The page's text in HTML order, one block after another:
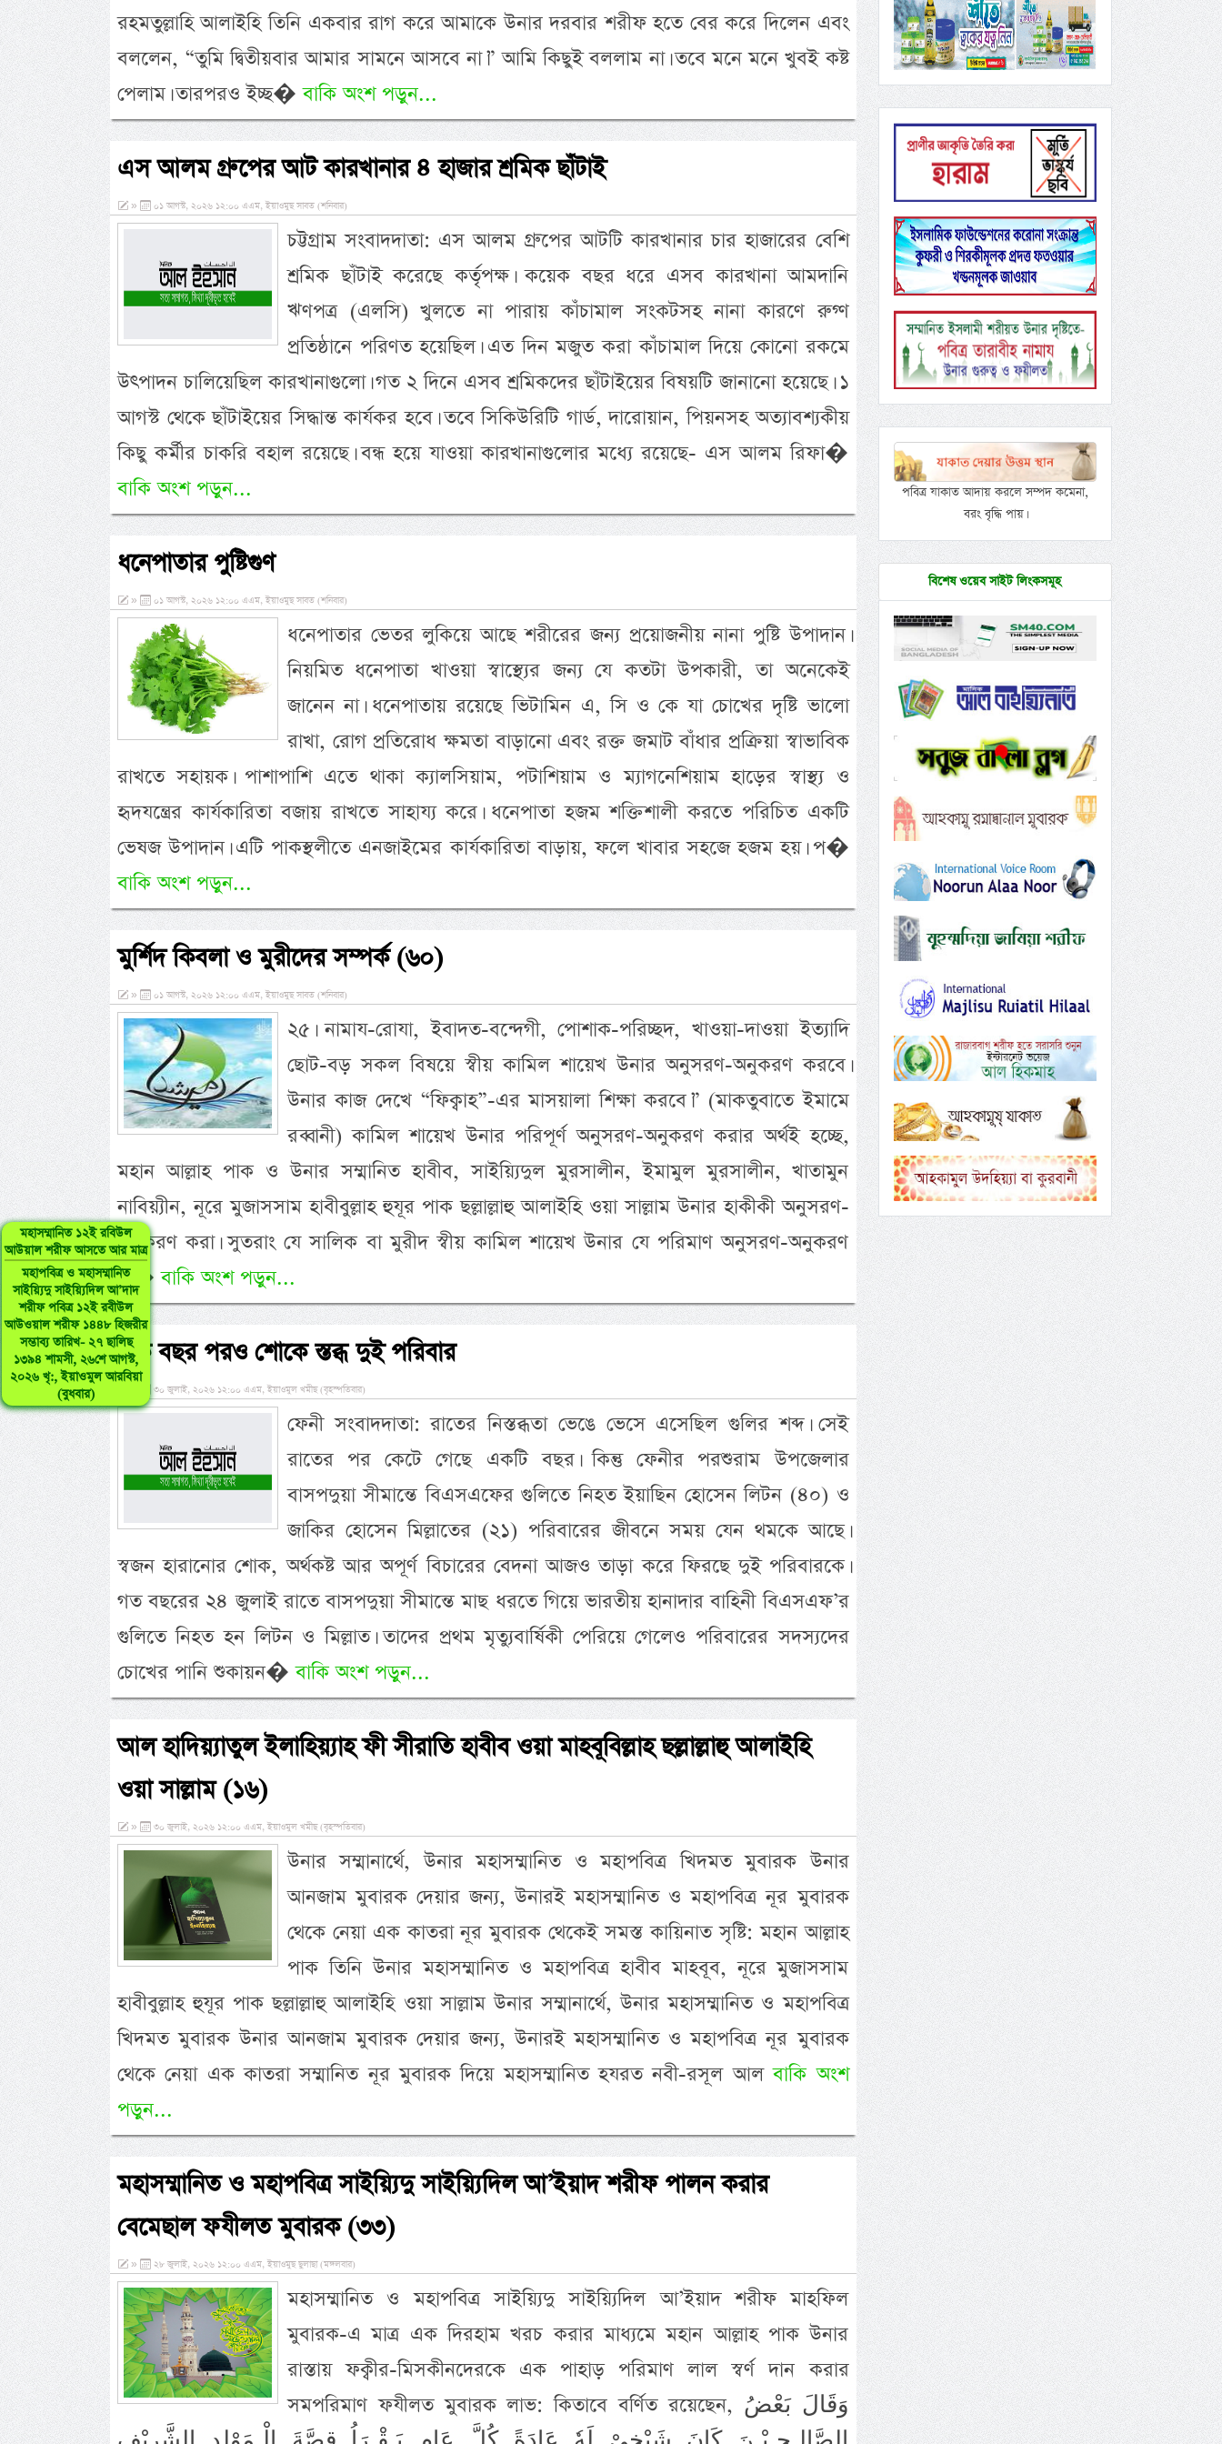
মহাসম্মানিত ১২ই রবিউল
আউয়াল শরীফ আসতে আর মাত্র
মহাপবিত্র ও মহাসম্মানিত
সাইয়্যিদু সাইয়্যিদিল আ’দাদ
শরীফ পবিত্র ১২ই রবীউল
আউওয়াল শরীফ ১৪৪৮ হিজরীর
সম্ভাব্য তারিখ- ২৭ ছালিছ
১৩৯৪ শামসী, ২৬শে আগস্ট,
২০২৬ খৃ:, ইয়াওমুল আরবিয়া
(বুধবার)
রহমতুল্লাহি আলাইহি তিনি একবার রাগ করে আমাকে উনার দরবার শরীফ হতে বের করে দিলেন এবং
বললেন, “তুমি দ্বিতীয়বার আমার সামনে আসবে না।” আমি কিছুই বললাম না। তবে মনে মনে খুবই কষ্ট
পেলাম। তারপরও ইচ্ছ�বাকি অংশ পড়ুন...
এস আলম গ্রুপের আট কারখানার ৪ হাজার শ্রমিক ছাঁটাই
» ০১ আগস্ট, ২০২৬ ১২:০০ এএম, ইয়াওমুছ সাবত (শনিবার)
চট্টগ্রাম সংবাদদাতা: এস আলম গ্রুপের আটটি কারখানার চার হাজারের বেশি
শ্রমিক ছাঁটাই করেছে কর্তৃপক্ষ। কয়েক বছর ধরে এসব কারখানা আমদানি
ঋণপত্র (এলসি) খুলতে না পারায় কাঁচামাল সংকটসহ নানা কারণে রুগ্ণ
প্রতিষ্ঠানে পরিণত হয়েছিল। এত দিন মজুত করা কাঁচামাল দিয়ে কোনো রকমে
উৎপাদন চালিয়েছিল কারখানাগুলো। গত ২ দিনে এসব শ্রমিকদের ছাঁটাইয়ের বিষয়টি জানানো হয়েছে। ১
আগস্ট থেকে ছাঁটাইয়ের সিদ্ধান্ত কার্যকর হবে। তবে সিকিউরিটি গার্ড, দারোয়ান, পিয়নসহ অত্যাবশ্যকীয়
কিছু কর্মীর চাকরি বহাল রয়েছে। বন্ধ হয়ে যাওয়া কারখানাগুলোর মধ্যে রয়েছে- এস আলম রিফা�
বাকি অংশ পড়ুন...
ধনেপাতার পুষ্টিগুণ
» ০১ আগস্ট, ২০২৬ ১২:০০ এএম, ইয়াওমুছ সাবত (শনিবার)
ধনেপাতার ভেতর লুকিয়ে আছে শরীরের জন্য প্রয়োজনীয় নানা পুষ্টি উপাদান।
নিয়মিত ধনেপাতা খাওয়া স্বাস্থ্যের জন্য যে কতটা উপকারী, তা অনেকেই
জানেন না। ধনেপাতায় রয়েছে ভিটামিন এ, সি ও কে যা চোখের দৃষ্টি ভালো
রাখা, রোগ প্রতিরোধ ক্ষমতা বাড়ানো এবং রক্ত জমাট বাঁধার প্রক্রিয়া স্বাভাবিক
রাখতে সহায়ক। পাশাপাশি এতে থাকা ক্যালসিয়াম, পটাশিয়াম ও ম্যাগনেশিয়াম হাড়ের স্বাস্থ্য ও
হৃদযন্ত্রের কার্যকারিতা বজায় রাখতে সাহায্য করে। ধনেপাতা হজম শক্তিশালী করতে পরিচিত একটি
ভেষজ উপাদান। এটি পাকস্থলীতে এনজাইমের কার্যকারিতা বাড়ায়, ফলে খাবার সহজে হজম হয়। প�
বাকি অংশ পড়ুন...
মুর্শিদ কিবলা ও মুরীদের সম্পর্ক (৬০)
» ০১ আগস্ট, ২০২৬ ১২:০০ এএম, ইয়াওমুছ সাবত (শনিবার)
২৫। নামায-রোযা, ইবাদত-বন্দেগী, পোশাক-পরিচ্ছদ, খাওয়া-দাওয়া ইত্যাদি
ছোট-বড় সকল বিষয়ে স্বীয় কামিল শায়েখ উনার অনুসরণ-অনুকরণ করবে।
উনার কাজ দেখে “ফিক্বাহ”-এর মাসয়ালা শিক্ষা করবে।” (মাকতুবাতে ইমামে
রব্বানী) কামিল শায়েখ উনার পরিপূর্ণ অনুসরণ-অনুকরণ করার অর্থই হচ্ছে,
মহান আল্লাহ পাক ও উনার সম্মানিত হাবীব, সাইয়্যিদুল মুরসালীন, ইমামুল মুরসালীন, খাতামুন
নাবিয়্যীন, নূরে মুজাসসাম হাবীবুল্লাহ হুযূর পাক ছল্লাল্লাহু আলাইহি ওয়া সাল্লাম উনার হাকীকী অনুসরণ-
অনুকরণ করা। সুতরাং যে সালিক বা মুরীদ স্বীয় কামিল শায়েখ উনার যে পরিমাণ অনুসরণ-অনুকরণ
ক�বাকি অংশ পড়ুন...
এক বছর পরও শোকে স্তব্ধ দুই পরিবার
৩০ জুলাই, ২০২৬ ১২:০০ এএম, ইয়াওমুল খমীছ (বৃহস্পতিবার)
ফেনী সংবাদদাতা: রাতের নিস্তব্ধতা ভেঙে ভেসে এসেছিল গুলির শব্দ। সেই
রাতের পর কেটে গেছে একটি বছর। কিন্তু ফেনীর পরশুরাম উপজেলার
বাসপদুয়া সীমান্তে বিএসএফের গুলিতে নিহত ইয়াছিন হোসেন লিটন (৪০) ও
জাকির হোসেন মিল্লাতের (২১) পরিবারের জীবনে সময় যেন থমকে আছে।
স্বজন হারানোর শোক, অর্থকষ্ট আর অপূর্ণ বিচারের বেদনা আজও তাড়া করে ফিরছে দুই পরিবারকে।
গত বছরের ২৪ জুলাই রাতে বাসপদুয়া সীমান্তে মাছ ধরতে গিয়ে ভারতীয় হানাদার বাহিনী বিএসএফ’র
গুলিতে নিহত হন লিটন ও মিল্লাত। তাদের প্রথম মৃত্যুবার্ষিকী পেরিয়ে গেলেও পরিবারের সদস্যদের
চোখের পানি শুকায়ন�বাকি অংশ পড়ুন...
আল হাদিয়্যাতুল ইলাহিয়্যাহ ফী সীরাতি হাবীব ওয়া মাহবূবিল্লাহ ছল্লাল্লাহু আলাইহি
ওয়া সাল্লাম (১৬)
» ৩০ জুলাই, ২০২৬ ১২:০০ এএম, ইয়াওমুল খমীছ (বৃহস্পতিবার)
উনার সম্মানার্থে, উনার মহাসম্মানিত ও মহাপবিত্র খিদমত মুবারক উনার
আনজাম মুবারক দেয়ার জন্য, উনারই মহাসম্মানিত ও মহাপবিত্র নূর মুবারক
থেকে নেয়া এক কাতরা নূর মুবারক থেকেই সমস্ত কায়িনাত সৃষ্টি: মহান আল্লাহ
পাক তিনি উনার মহাসম্মানিত ও মহাপবিত্র হাবীব মাহবূব, নূরে মুজাসসাম
হাবীবুল্লাহ হুযূর পাক ছল্লাল্লাহু আলাইহি ওয়া সাল্লাম উনার সম্মানার্থে, উনার মহাসম্মানিত ও মহাপবিত্র
খিদমত মুবারক উনার আনজাম মুবারক দেয়ার জন্য, উনারই মহাসম্মানিত ও মহাপবিত্র নূর মুবারক
থেকে নেয়া এক কাতরা সম্মানিত নূর মুবারক দিয়ে মহাসম্মানিত হযরত নবী-রসূল আলবাকি অংশ
পড়ুন...
মহাসম্মানিত ও মহাপবিত্র সাইয়্যিদু সাইয়্যিদিল আ’ইয়াদ শরীফ পালন করার
বেমেছাল ফযীলত মুবারক (৩৩)
» ২৮ জুলাই, ২০২৬ ১২:০০ এএম, ইয়াওমুছ ছুলাছা (মঙ্গলবার)
মহাসম্মানিত ও মহাপবিত্র সাইয়্যিদু সাইয়্যিদিল আ’ইয়াদ শরীফ মাহফিল
মুবারক-এ মাত্র এক দিরহাম খরচ করার মাধ্যমে মহান আল্লাহ পাক উনার
রাস্তায় ফক্বীর-মিসকীনদেরকে এক পাহাড় পরিমাণ লাল স্বর্ণ দান করার
সমপরিমাণ ফযীলত মুবারক লাভ: কিতাবে বর্ণিত রয়েছেন, وَقَالَ بَعْضُ
পবিত্র যাকাত আদায় করলে সম্পদ কমেনা,
বরং বৃদ্ধি পায়।
বিশেষ ওয়েব সাইট লিংকসমূহ